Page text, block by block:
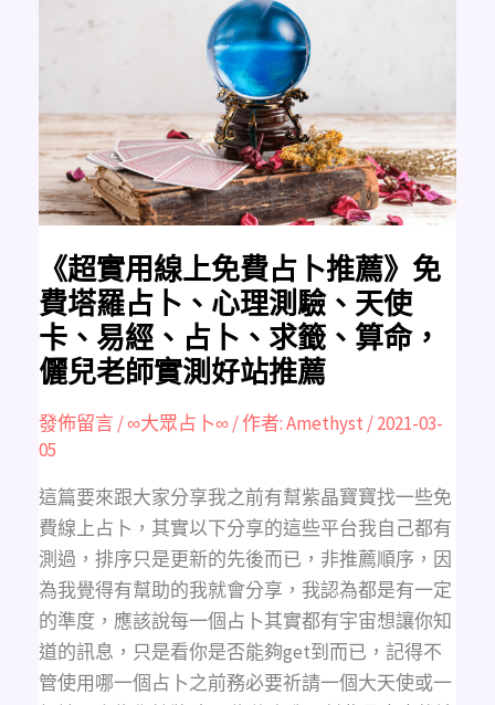
《超實用線上免費占卜推薦》免
費塔羅占卜、心理測驗、天使
卡、易經、占卜、求籤、算命，
儷兒老師實測好站推薦
發佈留言/∞大眾占卜∞/ 作者:Amethyst/2021-03-
05
這篇要來跟大家分享我之前有幫紫晶寶寶找一些免
費線上占卜，其實以下分享的這些平台我自己都有
測過，排序只是更新的先後而已，非推薦順序，因
為我覺得有幫助的我就會分享，我認為都是有一定
的準度，應該說每一個占卜其實都有宇宙想讓你知
道的訊息，只是看你是否能夠get到而已，記得不
管使用哪一個占卜之前務必要祈請一個大天使或一
卜
推
薦》
免
費
塔
羅
占
心
理
測
驗、
天
使
卡、
易
經、
卜、
求
儷
兒
老
師
實
測
好
站
推
薦